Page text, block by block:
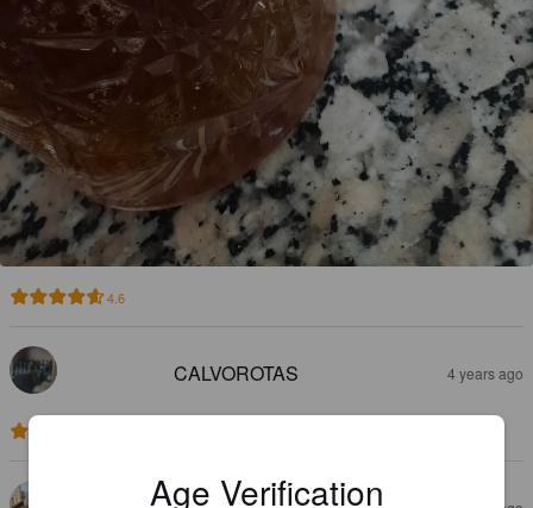
4.6
CALVOROTAS 4 years ago
Age Verification